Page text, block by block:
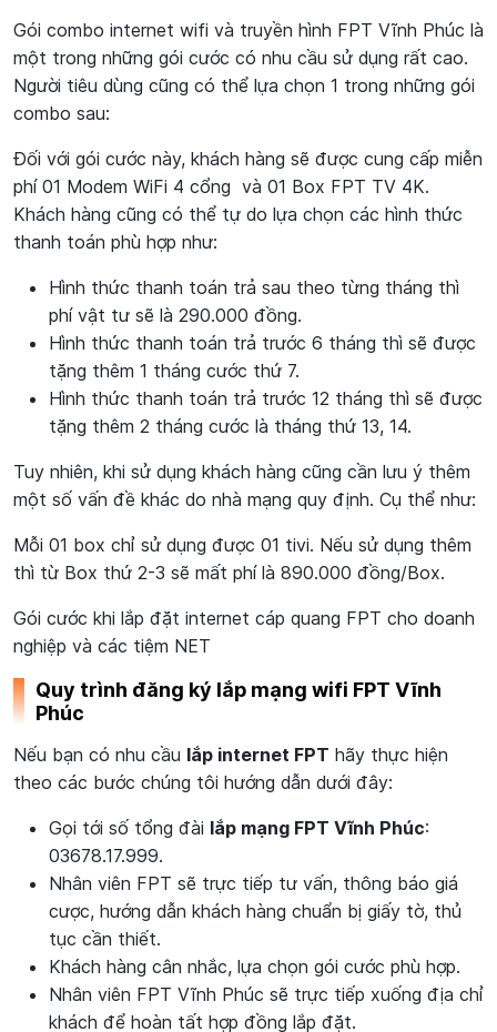
Gói combo internet wifi và truyền hình FPT Vĩnh Phúc là
một trong những gói cước có nhu cầu sử dụng rất cao.
Người tiêu dùng cũng có thể lựa chọn 1 trong những gói
combo sau:
Đối với gói cước này, khách hàng sẽ được cung cấp miễn
phí 01 Modem WiFi 4 cổng và 01 Box FPT TV 4K.
Khách hàng cũng có thể tự do lựa chọn các hình thức
thanh toán phù hợp như:
Hình thức thanh toán trả sau theo từng tháng thì
phí vật tư sẽ là 290.000 đồng.
Hình thức thanh toán trả trước 6 tháng thì sẽ được
tặng thêm 1 tháng cước thứ 7.
Hình thức thanh toán trả trước 12 tháng thì sẽ được
tặng thêm 2 tháng cước là tháng thứ 13, 14.
Tuy nhiên, khi sử dụng khách hàng cũng cần lưu ý thêm
một số vấn đề khác do nhà mạng quy định. Cụ thể như:
Mỗi 01 box chỉ sử dụng được 01 tivi. Nếu sử dụng thêm
thì từ Box thứ 2-3 sẽ mất phí là 890.000 đồng/Box.
Gói cước khi lắp đặt internet cáp quang FPT cho doanh
nghiệp và các tiệm NET
Quy trình đăng ký lắp mạng wifi FPT Vĩnh
Phúc
Nếu bạn có nhu cầu lắp internet FPT hãy thực hiện
theo các bước chúng tôi hướng dẫn dưới đây:
Gọi tới số tổng đài lắp mạng FPT Vĩnh Phúc:
03678.17.999.
Nhân viên FPT sẽ trực tiếp tư vấn, thông báo giá
cược, hướng dẫn khách hàng chuẩn bị giấy tờ, thủ
tục cần thiết.
Khách hàng cân nhắc, lựa chọn gói cước phù hợp.
Nhân viên FPT Vĩnh Phúc sẽ trực tiếp xuống địa chỉ
khách để hoàn tất hợp đồng lắp đặt.